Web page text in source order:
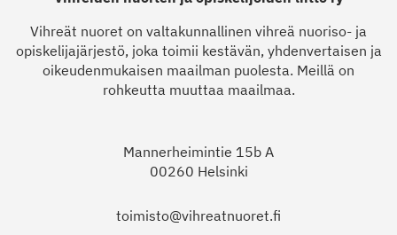
Vihreät nuoret on valtakunnallinen vihreä nuoriso- ja
opiskelijajärjestö, joka toimii kestävän, yhdenvertaisen ja
oikeudenmukaisen maailman puolesta. Meillä on
rohkeutta muuttaa maailmaa.
Mannerheimintie 15b A
00260 Helsinki
toimisto@vihreatnuoret.fi